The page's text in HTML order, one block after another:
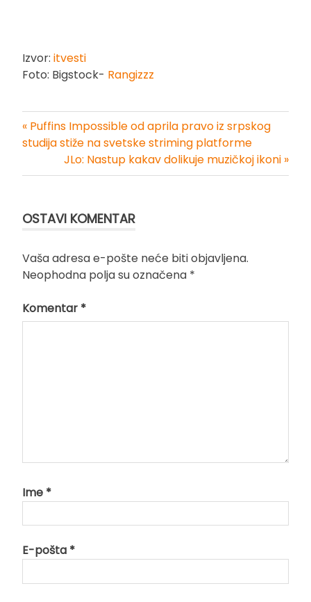
Izvor: itvesti
Foto: Bigstock- Rangizzz
Kretanje
članka
« Puffins Impossible od aprila pravo iz srpskog
studija stiže na svetske striming platforme
JLo: Nastup kakav dolikuje muzičkoj ikoni »
OSTAVI KOMENTAR
Vaša adresa e-pošte neće biti objavljena.
Neophodna polja su označena *
Komentar *
Ime *
E-pošta *